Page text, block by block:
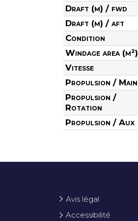
Draft (m) / fwd
Draft (m) / aft
Condition
Windage area (m²)
Vitesse
Propulsion / Main
Propulsion /
Rotation
Propulsion / Aux
Avis légal
Accessibilité